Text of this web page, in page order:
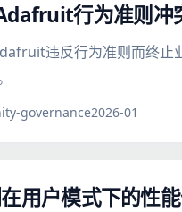
行为准则冲
违反行为准则而终止
governance2026-01
用户模式下的性